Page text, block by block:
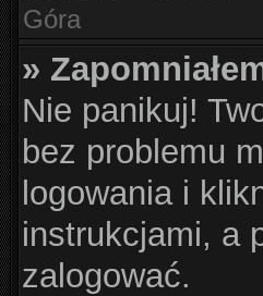
Góra
»
Nie panikuj!
bez problemu
logowania i
instrukcjami, a
zalogować.